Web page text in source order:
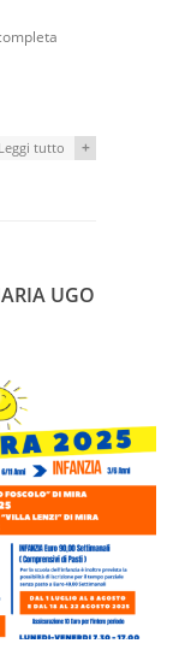
Leggi tutto +
UGO